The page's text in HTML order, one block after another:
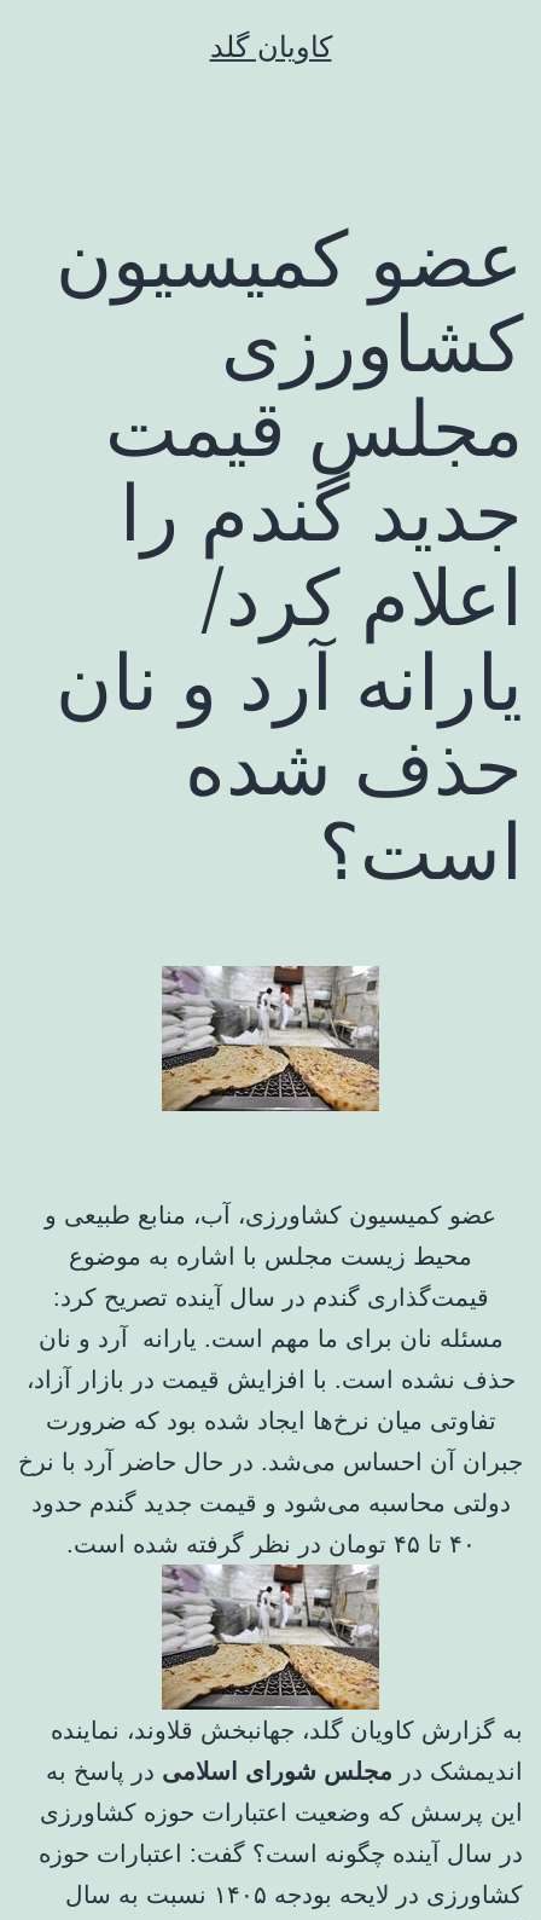
کاویان گلد
عضو کمیسیون
کشاورزی
مجلس قیمت
جدید گندم را
اعلام کرد/
یارانه آرد و نان
حذف شده
است؟
عضو کمیسیون کشاورزی، آب، منابع طبیعی و
محیط زیست مجلس با اشاره به موضوع
قیمت‌گذاری گندم در سال آینده تصریح کرد:
مسئله نان برای ما مهم است. یارانه آرد و نان
حذف نشده است. با افزایش قیمت در بازار آزاد،
تفاوتی میان نرخ‌ها ایجاد شده بود که ضرورت
جبران آن احساس می‌شد. در حال حاضر آرد با نرخ
دولتی محاسبه می‌شود و قیمت جدید گندم حدود
۴۰ تا ۴۵ تومان در نظر گرفته شده است.
به گزارش کاویان گلد، جهانبخش قلاوند، نماینده
اندیمشک در مجلس شورای اسلامی در پاسخ به
این پرسش که وضعیت اعتبارات حوزه کشاورزی
در سال آینده چگونه است؟ گفت: اعتبارات حوزه
کشاورزی در لایحه بودجه ۱۴۰۵ نسبت به سال